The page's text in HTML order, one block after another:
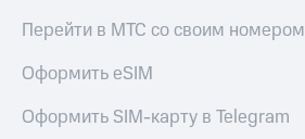
и
Перейти в МТС со своим номером
Оформить eSIM
Оформить SIM-карту в Telegram